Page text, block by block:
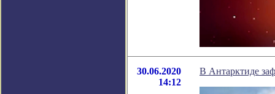
30.06.2020
14:12
В Антарктиде